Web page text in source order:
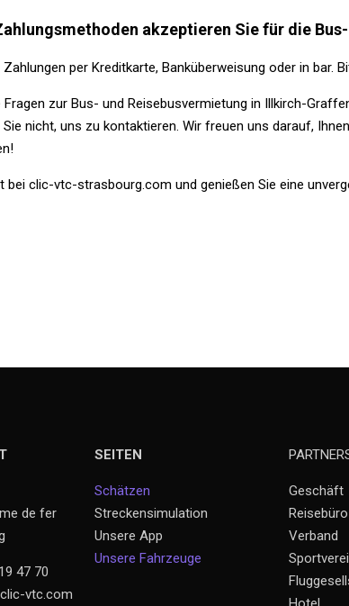
akzeptieren Sie für die
per Kreditkarte, Banküberweisung oder in
zur Bus- und Reisebusvermietung in Illkirch-
nicht, uns zu kontaktieren. Wir freuen uns darauf,
bei clic-vtc-strasbourg.com und genießen Sie eine
de fer
47 70
vtc.com
SEITEN
Schätzen
Streckensimulation
Unsere App
Unsere Fahrzeuge
Geschäft
Reisebüro
Verband